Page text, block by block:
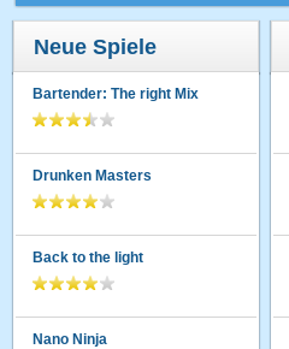
Neue Spiele
Bartender: The right Mix
Drunken Masters
Back to the light
Nano Ninja